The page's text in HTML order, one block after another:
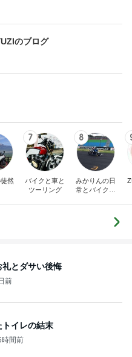
のブログ
然
7
バイクと車と
ツーリング
8
みかりんの日
常とバイクの
とダサい後悔
前
イレの結末
時間前